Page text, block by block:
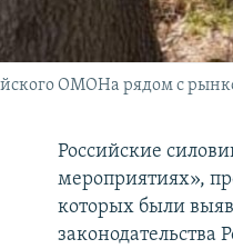
ОМОНа рядом с
Российские
мероприятиях»,
которых были